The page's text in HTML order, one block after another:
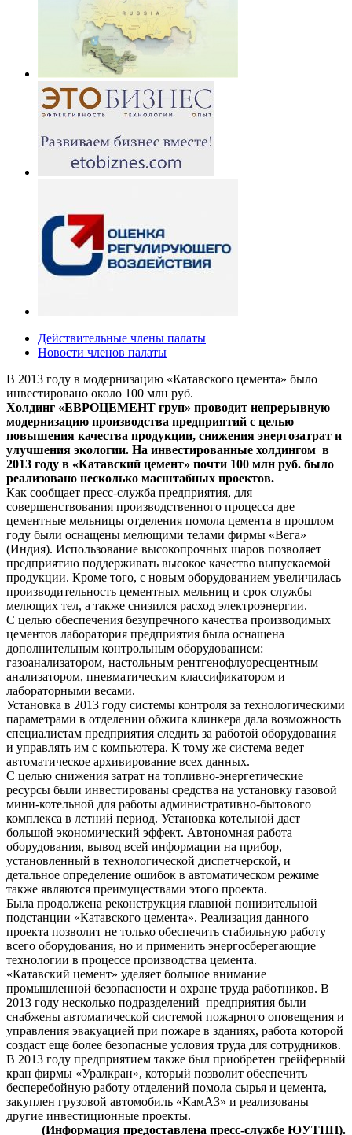
Действительные члены палаты
Новости членов палаты
В 2013 году в модернизацию «Катавского цемента» было
инвестировано около 100 млн руб.
Холдинг «ЕВРОЦЕМЕНТ груп» проводит непрерывную
модернизацию производства предприятий с целью
повышения качества продукции, снижения энергозатрат и
улучшения экологии. На инвестированные холдингом в
2013 году в «Катавский цемент» почти 100 млн руб. было
реализовано несколько масштабных проектов.
Как сообщает пресс-служба предприятия, для
совершенствования производственного процесса две
цементные мельницы отделения помола цемента в прошлом
году были оснащены мелющими телами фирмы «Вега»
(Индия). Использование высокопрочных шаров позволяет
предприятию поддерживать высокое качество выпускаемой
продукции. Кроме того, с новым оборудованием увеличилась
производительность цементных мельниц и срок службы
мелющих тел, а также снизился расход электроэнергии.
С целью обеспечения безупречного качества производимых
цементов лаборатория предприятия была оснащена
дополнительным контрольным оборудованием:
газоанализатором, настольным рентгенофлуоресцентным
анализатором, пневматическим классификатором и
лабораторными весами.
Установка в 2013 году системы контроля за технологическими
параметрами в отделении обжига клинкера дала возможность
специалистам предприятия следить за работой оборудования
и управлять им с компьютера. К тому же система ведет
автоматическое архивирование всех данных.
С целью снижения затрат на топливно-энергетические
ресурсы были инвестированы средства на установку газовой
мини-котельной для работы административно-бытового
комплекса в летний период. Установка котельной даст
большой экономический эффект. Автономная работа
оборудования, вывод всей информации на прибор,
установленный в технологической диспетчерской, и
детальное определение ошибок в автоматическом режиме
также являются преимуществами этого проекта.
Была продолжена реконструкция главной понизительной
подстанции «Катавского цемента». Реализация данного
проекта позволит не только обеспечить стабильную работу
всего оборудования, но и применить энергосберегающие
технологии в процессе производства цемента.
«Катавский цемент» уделяет большое внимание
промышленной безопасности и охране труда работников. В
2013 году несколько подразделений предприятия были
снабжены автоматической системой пожарного оповещения и
управления эвакуацией при пожаре в зданиях, работа которой
создаст еще более безопасные условия труда для сотрудников.
В 2013 году предприятием также был приобретен грейферный
кран фирмы «Уралкран», который позволит обеспечить
бесперебойную работу отделений помола сырья и цемента,
закуплен грузовой автомобиль «КамАЗ» и реализованы
другие инвестиционные проекты.
(Информация предоставлена пресс-службе ЮУТПП).